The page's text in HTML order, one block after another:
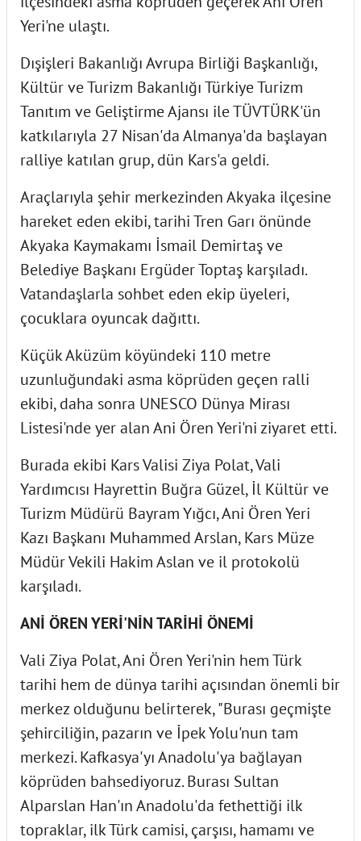
Yeri'ne ulaştı.
Dışişleri Bakanlığı Avrupa Birliği Başkanlığı,
Kültür ve Turizm Bakanlığı Türkiye Turizm
Tanıtım ve Geliştirme Ajansı ile TÜVTÜRK'ün
katkılarıyla 27 Nisan'da Almanya'da başlayan
ralliye katılan grup, dün Kars'a geldi.
Araçlarıyla şehir merkezinden Akyaka ilçesine
hareket eden ekibi, tarihi Tren Garı önünde
Akyaka Kaymakamı İsmail Demirtaş ve
Belediye Başkanı Ergüder Toptaş karşıladı.
Vatandaşlarla sohbet eden ekip üyeleri,
çocuklara oyuncak dağıttı.
Küçük Aküzüm köyündeki 110 metre
uzunluğundaki asma köprüden geçen ralli
ekibi, daha sonra UNESCO Dünya Mirası
Listesi'nde yer alan Ani Ören Yeri'ni ziyaret etti.
Burada ekibi Kars Valisi Ziya Polat, Vali
Yardımcısı Hayrettin Buğra Güzel, İl Kültür ve
Turizm Müdürü Bayram Yığcı, Ani Ören Yeri
Kazı Başkanı Muhammed Arslan, Kars Müze
Müdür Vekili Hakim Aslan ve il protokolü
karşıladı.
ANİ ÖREN YERİ'NİN TARİHİ ÖNEMİ
Vali Ziya Polat, Ani Ören Yeri'nin hem Türk
tarihi hem de dünya tarihi açısından önemli bir
merkez olduğunu belirterek, "Burası geçmişte
şehirciliğin, pazarın ve İpek Yolu'nun tam
merkezi. Kafkasya'yı Anadolu'ya bağlayan
köprüden bahsediyoruz. Burası Sultan
Alparslan Han'ın Anadolu'da fethettiği ilk
topraklar, ilk Türk camisi, çarşısı, hamamı ve